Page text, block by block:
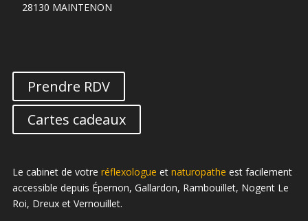
28130 MAINTENON
Prendre RDV
Cartes cadeaux
Le cabinet de votre réflexologue et naturopathe est facilement
accessible depuis Épernon, Gallardon, Rambouillet, Nogent Le
Roi, Dreux et Vernouillet.